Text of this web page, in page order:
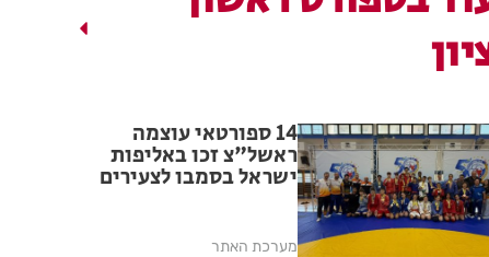
14 ספורטאי עוצמה
ראשל"צ זכו באליפות
ישראל בסמבו לצעירים
מערכת האתר